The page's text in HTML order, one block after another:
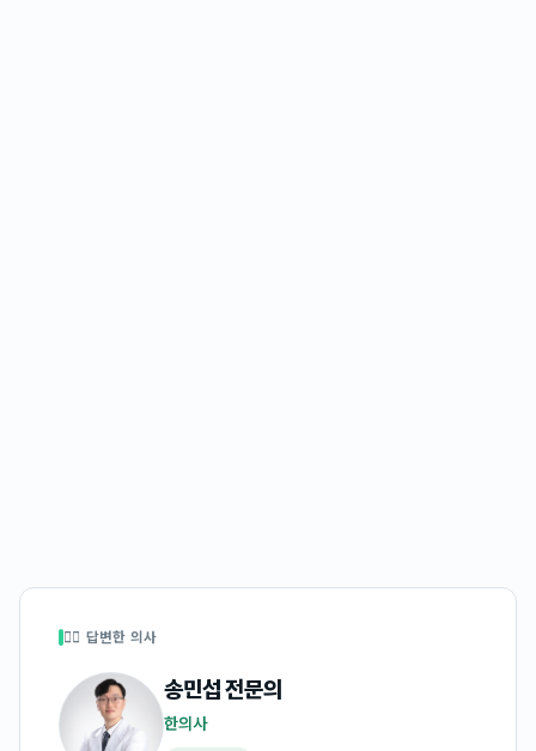
👩‍⚕️ 답변한 의사
송민섭전문의
한의사